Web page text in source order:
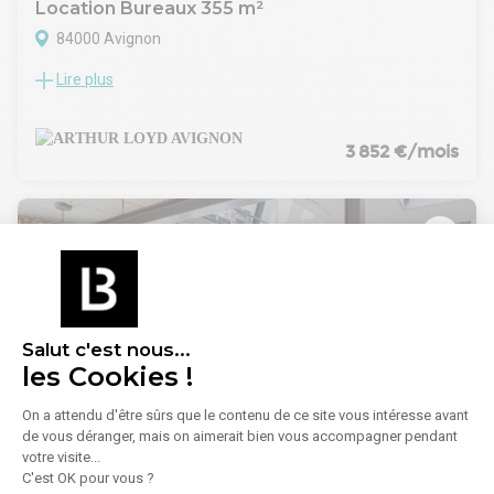
Salut c'est nous...
les Cookies !
On a attendu d'être sûrs que le contenu de ce site vous intéresse avant
de vous déranger, mais on aimerait bien vous accompagner pendant
votre visite...
C'est OK pour vous ?
Location Bureaux 355 m²
84000 Avignon
Monfavet - Technopole "Agroparc", au 1er étage d'un petit
à louer avec 15 places de parking. Proche accès autoroute
Avignon Sud.
- Préavis : 6 mois
- Dépôt de garantie : 3 mois
- Loyers et charges : Trimestriels et d'avance
Lire plus
3 852 €/mois
1/2
Location Bureaux 11 m² à 310 m²